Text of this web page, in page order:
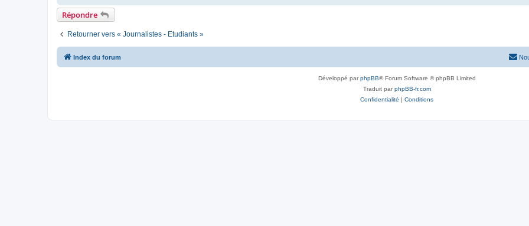
Répondre
Retourner vers « Journalistes - Etudiants »
Index du forum
Développé parphpBB® Forum Software © phpBB Limited
Traduit parphpBB-fr.com
Confidentialité | Conditions